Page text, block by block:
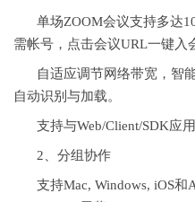
单场ZOOM会议支持多达
需帐号，点击会议URL一键入
自适应调节网络带宽，智
自动识别与加载。
支持与Web/Client/SDK应
2、分组协作
支持Mac, Windows, iOS